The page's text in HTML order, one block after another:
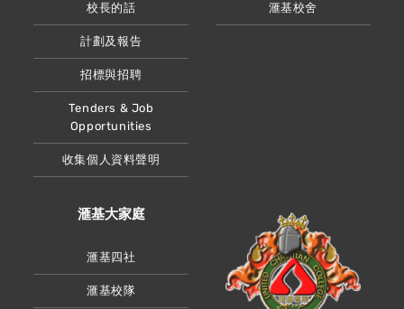
校長的話
計劃及報告
招標與招聘
Tenders & Job
Opportunities
收集個人資料聲明
滙基校舍
滙基大家庭
滙基四社
滙基校隊